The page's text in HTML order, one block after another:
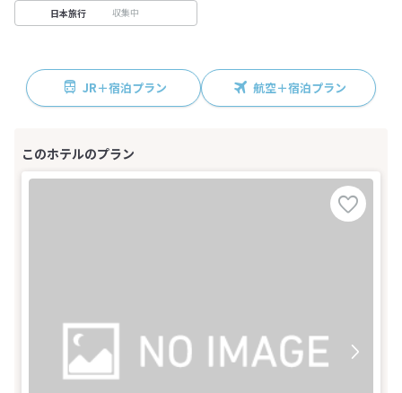
日本旅行 収集中
JR＋宿泊プラン 航空＋宿泊プラン